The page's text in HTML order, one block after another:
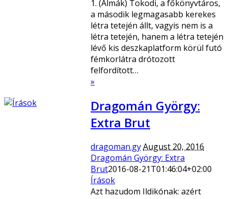
1. (Almák) Tokodi, a főkönyvtáros,
a második legmagasabb kerekes
létra tetején állt, vagyis nem is a
létra tetején, hanem a létra tetején
lévő kis deszkaplatform körül futó
fémkorlátra drótozott
felfordított…
»
Dragomán György:
Extra Brut
dragoman.gyAugust 20, 2016
Dragomán György: Extra
Brut2016-08-21T01:46:04+02:00
Írások
Azt hazudom Ildikónak: azért